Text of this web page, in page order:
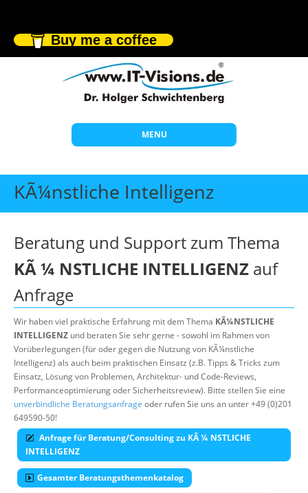
Buy me a coffee
MENU
Start
Themen
Individuelle Schulungen
Offene Seminare
Über uns
Suche
KÃ¼nstliche Intelligenz
Beratung und Support zum Thema
KÃ ¼ NSTLICHE INTELLIGENZ auf
Anfrage
Wir haben viel praktische Erfahrung mit dem Thema KÃ¼NSTLICHE
INTELLIGENZ und beraten Sie sehr gerne - sowohl im Rahmen von
Vorüberlegungen (für oder gegen die Nutzung von KÃ¼nstliche
Intelligenz) als auch beim praktischen Einsatz (z.B. Tipps & Tricks zum
Einsatz, Lösung von Problemen, Architektur- und Code-Reviews,
Performanceoptimierung oder Sicherheitsreview). Bitte stellen Sie eine
unverbindliche Beratungsanfrage oder rufen Sie uns an unter +49 (0)201
649590-50!
Anfrage für Beratung/Consulting zu KÃ ¼ NSTLICHE
INTELLIGENZ
Gesamter Beratungsthemenkatalog